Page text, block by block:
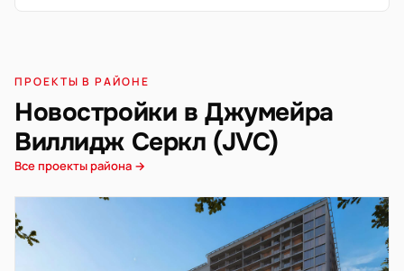
ПРОЕКТЫ В РАЙОНЕ
Новостройки в Джумейра
Виллидж Серкл (JVC)
Все проекты района →